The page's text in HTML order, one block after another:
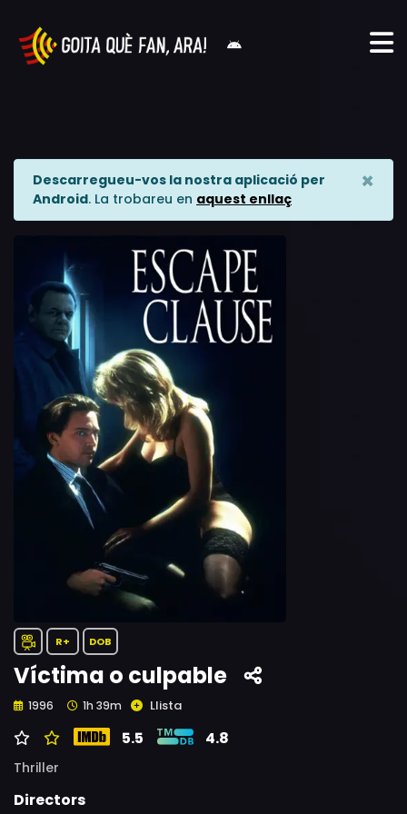
Descarregueu-vos la nostra aplicació per
Android. La trobareu en aquest enllaç
×
R+ DOB
Víctima o culpable
1996 1h 39m Llista
5.5 4.8
Thriller
Directors